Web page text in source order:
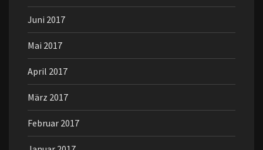
Juni 2017
Mai 2017
April 2017
März 2017
Februar 2017